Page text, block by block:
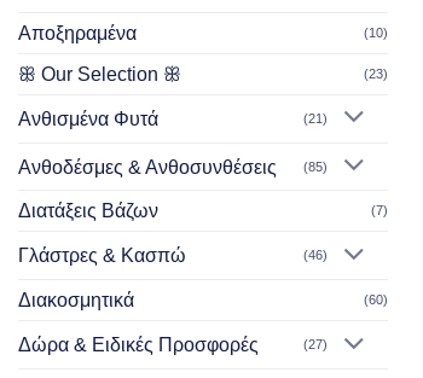
Αποξηραμένα (10)
ꕥ Our Selection ꕥ (23)
Ανθισμένα Φυτά (21)
Ανθοδέσμες & Ανθοσυνθέσεις (85)
Διατάξεις Βάζων (7)
Γλάστρες & Κασπώ (46)
Διακοσμητικά (60)
Δώρα & Ειδικές Προσφορές (27)